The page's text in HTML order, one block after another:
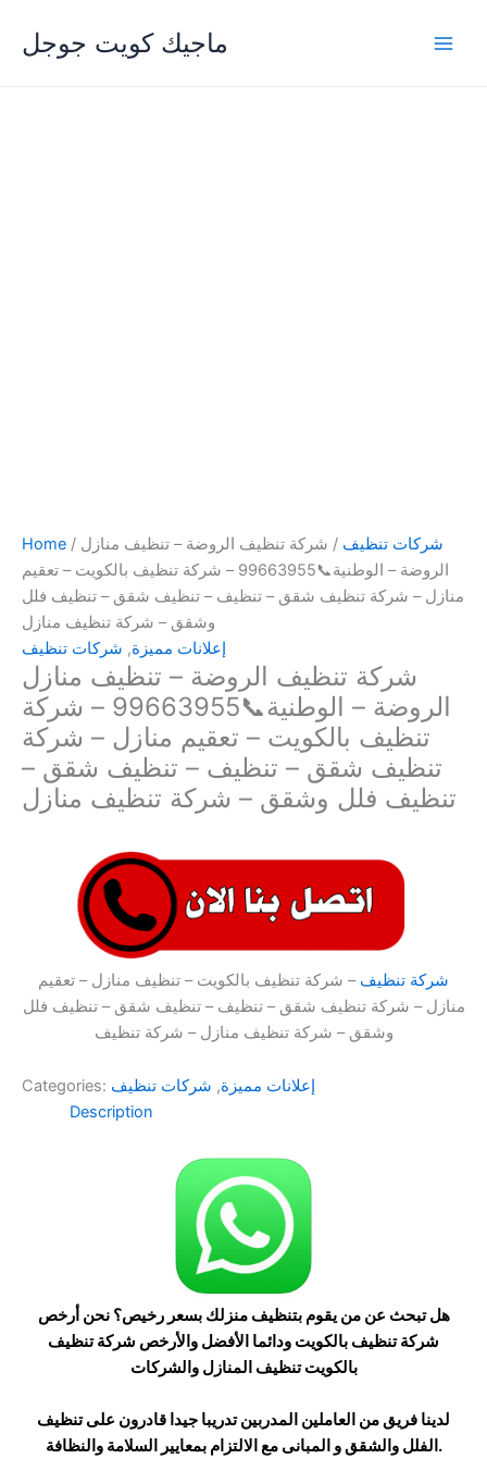
ماجيك كويت جوجل
Home / شركات تنظيف / شركة تنظيف الروضة – تنظيف منازل
الروضة – الوطنية📞99663955 – شركة تنظيف بالكويت – تعقيم
منازل – شركة تنظيف شقق – تنظيف – تنظيف شقق – تنظيف فلل
وشقق – شركة تنظيف منازل
إعلانات مميزة, شركات تنظيف
شركة تنظيف الروضة – تنظيف منازل
الروضة – الوطنية📞99663955 – شركة
تنظيف بالكويت – تعقيم منازل – شركة
تنظيف شقق – تنظيف – تنظيف شقق –
تنظيف فلل وشقق – شركة تنظيف منازل
شركة تنظيف – شركة تنظيف بالكويت – تنظيف منازل – تعقيم
منازل – شركة تنظيف شقق – تنظيف – تنظيف شقق – تنظيف فلل
وشقق – شركة تنظيف منازل – شركة تنظيف
Categories: إعلانات مميزة, شركات تنظيف
Description
هل تبحث عن من يقوم بتنظيف منزلك بسعر رخيص؟ نحن أرخص
شركة تنظيف بالكويت ودائما الأفضل والأرخص شركة تنظيف
بالكويت تنظيف المنازل والشركات
لدينا فريق من العاملين المدربين تدريبا جيدا قادرون على تنظيف
الفلل والشقق و المبانى مع الالتزام بمعايير السلامة والنظافة.